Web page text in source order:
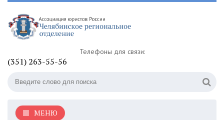
Телефоны для связи:
(351) 263-55-56
МЕНЮ